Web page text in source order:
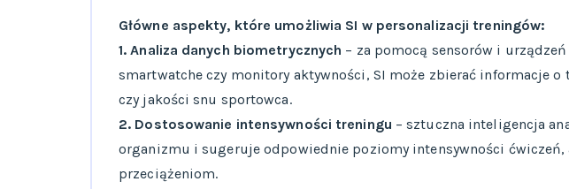
Główne aspekty, które umożliwia SI w personalizacji treningów:
1. Analiza danych biometrycznych – za pomocą sensorów i
smartwatche czy monitory aktywności, SI może zbierać informacje
czy jakości snu sportowca.
2. Dostosowanie intensywności treningu – sztuczna inteligencja
organizmu i sugeruje odpowiednie poziomy intensywności ćwiczeń,
przeciążeniom.